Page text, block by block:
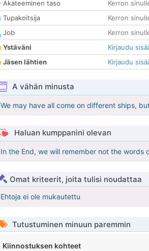
Akateeminen taso
Kerron
Tupakoitsija
Kerron
Job
Kerron
Ystäväni
Kirjaudu
Jäsen lähtien
Kirjaudu
A vähän minusta
We may have all come on different ships,
Haluan kumppanini olevan
In the End, we will remember not the words
Omat kriteerit, joita tulisi noudattaa
Ehtoja ei ole mukautettu
Tutustuminen minuun paremmin
Kiinnostuksen kohteet